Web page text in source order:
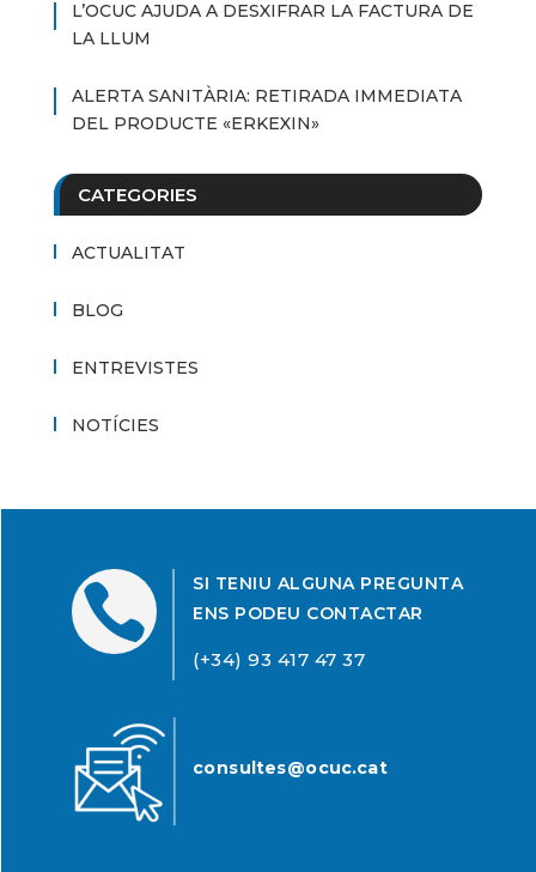
L’OCUC AJUDA A DESXIFRAR LA FACTURA DE
LA LLUM
ALERTA SANITÀRIA: RETIRADA IMMEDIATA
DEL PRODUCTE «ERKEXIN»
CATEGORIES
ACTUALITAT
BLOG
ENTREVISTES
NOTÍCIES

SI TENIU ALGUNA PREGUNTA
ENS PODEU CONTACTAR
(+34) 93 417 47 37
consultes@ocuc.cat